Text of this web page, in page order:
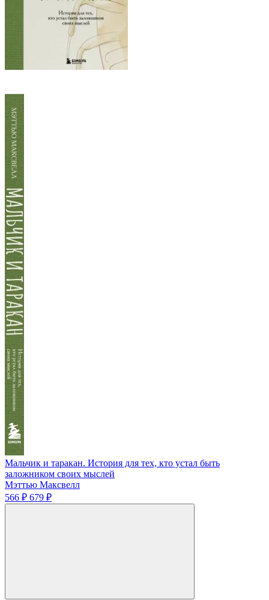
Мальчик и таракан. История для тех, кто устал быть
заложником своих мыслей
Мэттью Максвелл
566 ₽ 679 ₽